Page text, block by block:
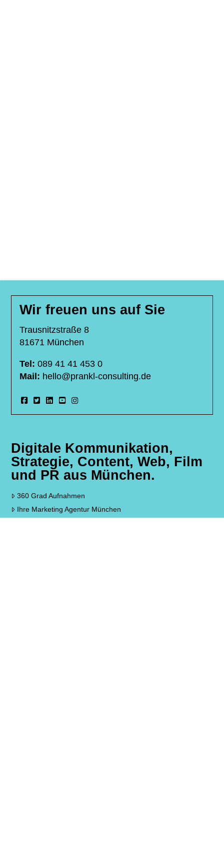
Wir freuen uns auf Sie
Trausnitzstraße 8
81671 München
Tel: 089 41 41 453 0
Mail: hello@prankl-consulting.de
Digitale Kommunikation,
Strategie, Content, Web, Film
und PR aus München.
360 Grad Aufnahmen
Ihre Marketing Agentur München